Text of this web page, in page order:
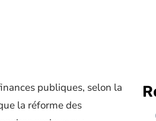
publiques, selon la
la réforme des